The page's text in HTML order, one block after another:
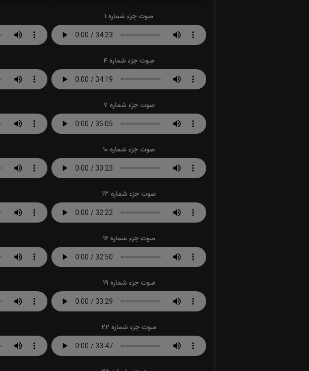
صوت جزء شماره 1
صوت جزء شماره 4
صوت جزء شماره 7
صوت جزء شماره 10
صوت جزء شماره 13
صوت جزء شماره 16
صوت جزء شماره 19
صوت جزء شماره 22